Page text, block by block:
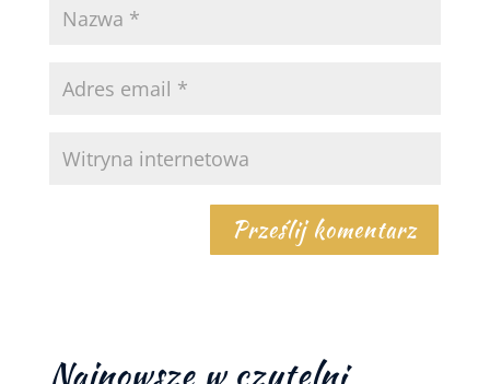
Najnowsze w czytelni